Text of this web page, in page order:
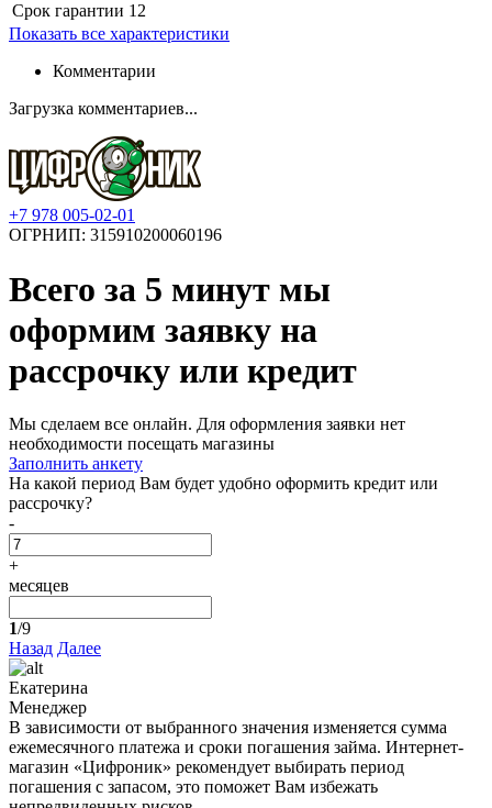
Срок гарантии 12
Показать все характеристики
Комментарии
Загрузка комментариев...
+7 978 005-02-01
ОГРНИП: 315910200060196
Всего за 5 минут мы
оформим заявку на
рассрочку или кредит
Мы сделаем все онлайн. Для оформления заявки нет
необходимости посещать магазины
Заполнить анкету
На какой период Вам будет удобно оформить кредит или
рассрочку?
-
+
месяцев
1/9
Назад Далее
Екатерина
Менеджер
В зависимости от выбранного значения изменяется сумма
ежемесячного платежа и сроки погашения займа. Интернет-
магазин «Цифроник» рекомендует выбирать период
погашения с запасом, это поможет Вам избежать